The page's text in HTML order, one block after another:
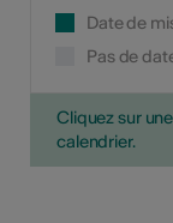
Date de
Pas de
Cliquez sur
calendrier.